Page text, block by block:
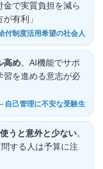
金で実質負担を減ら
有利」
付制度活用希望の社会人
高め。AI機能でサポ
習を進める意志が必
自己管理に不安な受験生
うと意外と少ない。
する人は予算に注